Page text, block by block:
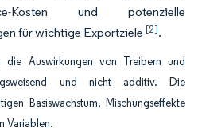
Kosten und potenzielle
für wichtige Exportziele [2].
die Auswirkungen von Treibern und
und nicht additiv. Die
Basiswachstum, Mischungseffekte
Variablen.